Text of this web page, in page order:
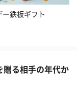
鉄板ギフト
贈る相手の年代か